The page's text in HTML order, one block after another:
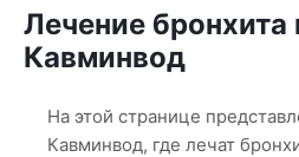
Лечение бронхита
Кавминвод
На этой странице
Кавминвод, где лечат